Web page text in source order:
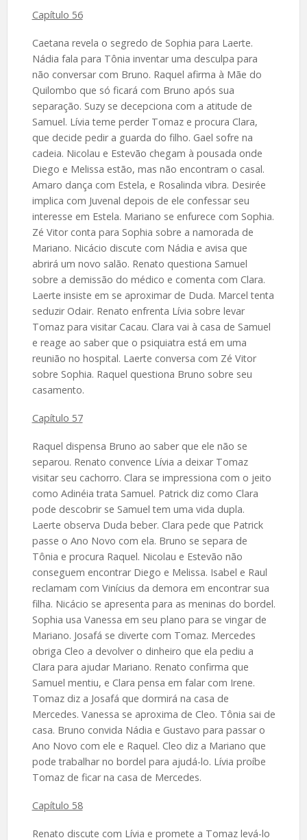
Capítulo 56
Caetana revela o segredo de Sophia para Laerte.
Nádia fala para Tônia inventar uma desculpa para
não conversar com Bruno. Raquel afirma à Mãe do
Quilombo que só ficará com Bruno após sua
separação. Suzy se decepciona com a atitude de
Samuel. Lívia teme perder Tomaz e procura Clara,
que decide pedir a guarda do filho. Gael sofre na
cadeia. Nicolau e Estevão chegam à pousada onde
Diego e Melissa estão, mas não encontram o casal.
Amaro dança com Estela, e Rosalinda vibra. Desirée
implica com Juvenal depois de ele confessar seu
interesse em Estela. Mariano se enfurece com Sophia.
Zé Vitor conta para Sophia sobre a namorada de
Mariano. Nicácio discute com Nádia e avisa que
abrirá um novo salão. Renato questiona Samuel
sobre a demissão do médico e comenta com Clara.
Laerte insiste em se aproximar de Duda. Marcel tenta
seduzir Odair. Renato enfrenta Lívia sobre levar
Tomaz para visitar Cacau. Clara vai à casa de Samuel
e reage ao saber que o psiquiatra está em uma
reunião no hospital. Laerte conversa com Zé Vitor
sobre Sophia. Raquel questiona Bruno sobre seu
casamento.
Capítulo 57
Raquel dispensa Bruno ao saber que ele não se
separou. Renato convence Lívia a deixar Tomaz
visitar seu cachorro. Clara se impressiona com o jeito
como Adinéia trata Samuel. Patrick diz como Clara
pode descobrir se Samuel tem uma vida dupla.
Laerte observa Duda beber. Clara pede que Patrick
passe o Ano Novo com ela. Bruno se separa de
Tônia e procura Raquel. Nicolau e Estevão não
conseguem encontrar Diego e Melissa. Isabel e Raul
reclamam com Vinícius da demora em encontrar sua
filha. Nicácio se apresenta para as meninas do bordel.
Sophia usa Vanessa em seu plano para se vingar de
Mariano. Josafá se diverte com Tomaz. Mercedes
obriga Cleo a devolver o dinheiro que ela pediu a
Clara para ajudar Mariano. Renato confirma que
Samuel mentiu, e Clara pensa em falar com Irene.
Tomaz diz a Josafá que dormirá na casa de
Mercedes. Vanessa se aproxima de Cleo. Tônia sai de
casa. Bruno convida Nádia e Gustavo para passar o
Ano Novo com ele e Raquel. Cleo diz a Mariano que
pode trabalhar no bordel para ajudá-lo. Lívia proíbe
Tomaz de ficar na casa de Mercedes.
Capítulo 58
Renato discute com Lívia e promete a Tomaz levá-lo